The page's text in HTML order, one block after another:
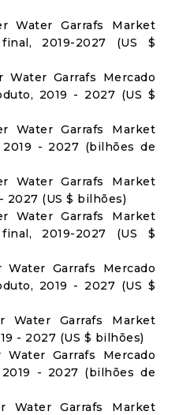
Water Garrafs Market
2019-2027 (US $
Water Garrafs Mercado
2019 - 2027 (US $
Water Garrafs Market
2019 - 2027 (bilhões de
Water Garrafs Market
2027 (US $ bilhões)
Water Garrafs Market
2019-2027 (US $
Garrafs Mercado
2019 - 2027 (US $
Water Garrafs Market
- 2027 (US $ bilhões)
Garrafs Mercado
- 2027 (bilhões de
Water Garrafs Market